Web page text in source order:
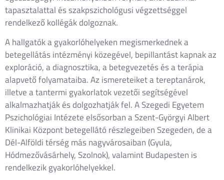
tapasztalattal és szakpszichológusi végzettséggel
rendelkező kollégák dolgoznak.
A hallgatók a gyakorlóhelyeken megismerkednek a
betegellátás intézményi közegével, bepillantást kapnak az
exploráció, a diagnosztika, a betegvezetés és a terápia
alapvető folyamataiba. Az ismereteiket a tereptanárok,
illetve a tantermi gyakorlatok vezetői segítségével
alkalmazhatják és dolgozhatják fel. A Szegedi Egyetem
Pszichológiai Intézete elsősorban a Szent-Györgyi Albert
Klinikai Központ betegellátó részlegeiben Szegeden, de a
Dél-Alföldi térség más nagyvárosaiban (Gyula,
Hódmezővásárhely, Szolnok), valamint Budapesten is
rendelkezik gyakorlóhelyekkel.